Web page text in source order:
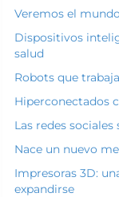
Veremos el
Dispositivos
salud
Robots que
Hiperconectados
Las redes
Nace un nuevo
Impresoras 3D:
expandirse